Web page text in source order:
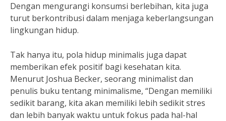
Dengan mengurangi konsumsi berlebihan, kita juga
turut berkontribusi dalam menjaga keberlangsungan
lingkungan hidup.
Tak hanya itu, pola hidup minimalis juga dapat
memberikan efek positif bagi kesehatan kita.
Menurut Joshua Becker, seorang minimalist dan
penulis buku tentang minimalisme, “Dengan memiliki
sedikit barang, kita akan memiliki lebih sedikit stres
dan lebih banyak waktu untuk fokus pada hal-hal